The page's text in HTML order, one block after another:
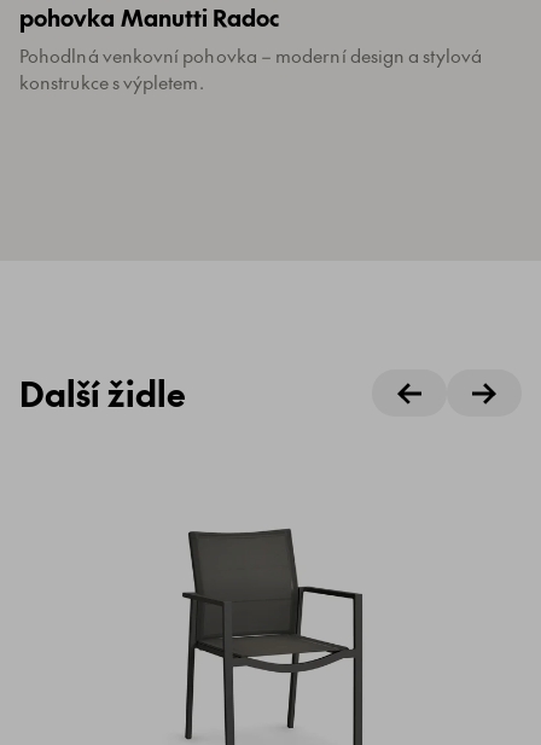
pohovka Manutti Radoc
Pohodlná venkovní pohovka – moderní design a stylová
konstrukce s výpletem.
Další židle